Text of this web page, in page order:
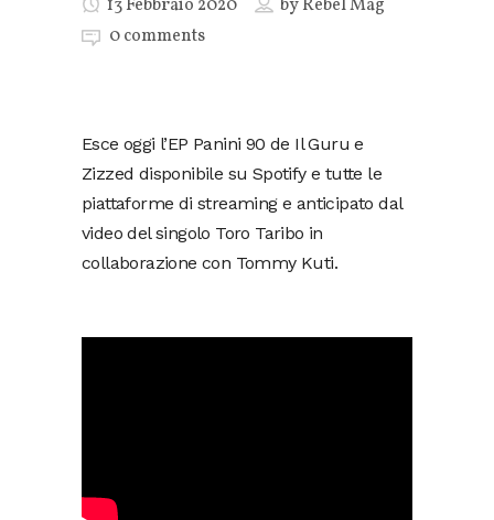
13 Febbraio 2020 byRebel Mag
0 comments
Esce oggi l’EP Panini 90 de Il Guru e
Zizzed disponibile su Spotify e tutte le
piattaforme di streaming e anticipato dal
video del singolo Toro Taribo in
collaborazione con Tommy Kuti.